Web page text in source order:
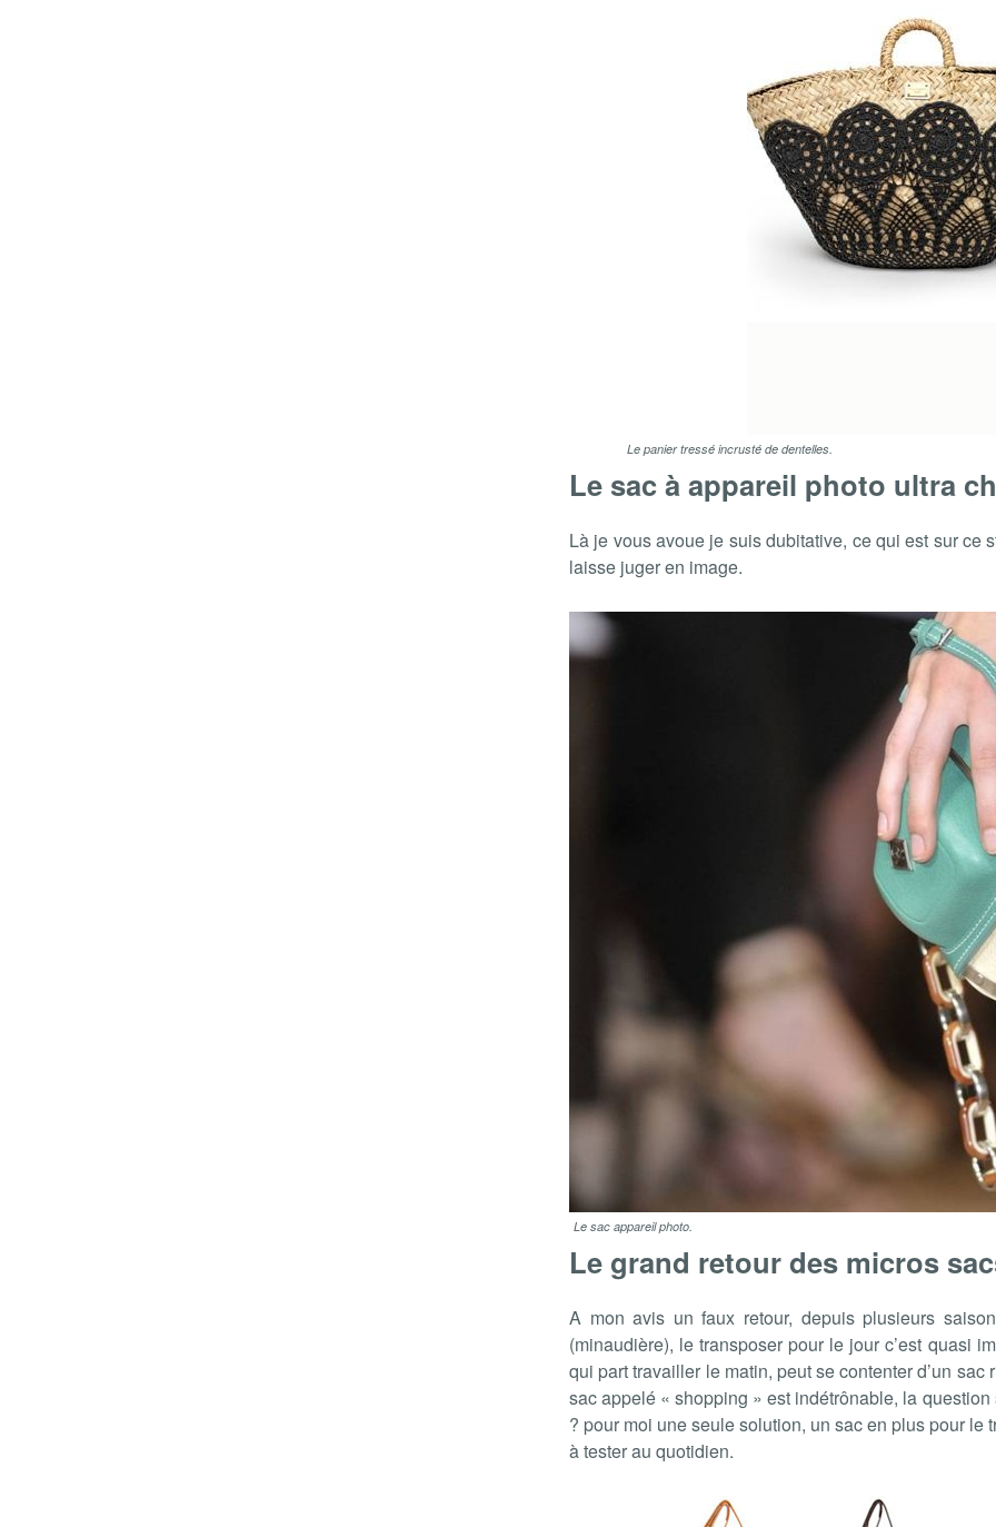
Le panier tressé incrusté de dentelles.
Le sac à appareil photo ultra
Là je vous avoue je suis dubitative, ce qui est sur ce
laisse juger en image.
Le sac appareil photo.
Le grand retour des micros
A mon avis un faux retour, depuis plusieurs
(minaudière), le transposer pour le jour c’est quasi
qui part travailler le matin, peut se contenter d’un sac
sac appelé « shopping » est indétrônable, la
? pour moi une seule solution, un sac en plus pour le
à tester au quotidien.